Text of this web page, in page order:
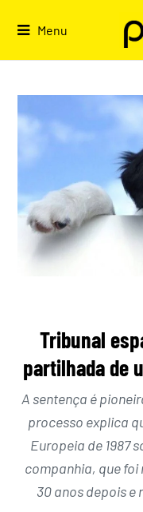
Menu
Tribunal
partilhada de
A sentença é
processo explica
Europeia de 1987
companhia, que foi
30 anos depois e